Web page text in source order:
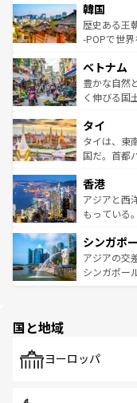
ワイを、存分に味わ
はコンテン
いる。アク
ビング、ハ
い。オース
参照してほ
ン）、静ひ
と山間の静
驚きをもた
容にもいい
照してほし
韓国
歴史ある王
-POPで世
き、地方に
できる。そ
まで、さま
リティに包
覧を参照し
ベトナム
豊かな自然
く伸びる国
急速な発展
ーチミン市
醸し出して
とつ。フォ
ひ現地で味
が旅行者を
参照してほ
タイ
タイは、東
国だ。首都
の活気が交
帯で自然と
いビーチで
激する。気
が待ってい
た文化、そ
香港
アジアと西
もっている
み、どこを
ており、効
うな絶景か
シンガポ
アジアの交
シンガポー
で、ホーカ
国と地域
ヨーロッパ